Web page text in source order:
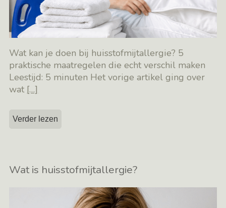
Wat kan je doen bij huisstofmijtallergie? 5
praktische maatregelen die echt verschil maken
Leestijd: 5 minuten Het vorige artikel ging over
wat […]
Verder lezen
Wat is huisstofmijtallergie?